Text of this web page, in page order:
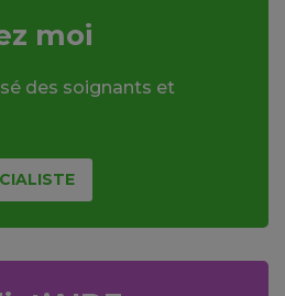
moi
des soignants et